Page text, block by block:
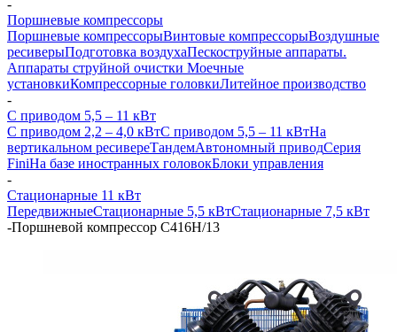
-
Поршневые компрессоры
Поршневые компрессорыВинтовые компрессорыВоздушные
ресиверыПодготовка воздухаПескоструйные аппараты.
Аппараты струйной очистки Моечные
установкиКомпрессорные головкиЛитейное производство
-
С приводом 5,5 – 11 кВт
С приводом 2,2 – 4,0 кВтС приводом 5,5 – 11 кВтНа
вертикальном ресивереТандемАвтономный приводСерия
FiniНа базе иностранных головокБлоки управления
-
Стационарные 11 кВт
ПередвижныеСтационарные 5,5 кВтСтационарные 7,5 кВт
-Поршневой компрессор С416Н/13